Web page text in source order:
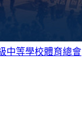
中等學校體育總會